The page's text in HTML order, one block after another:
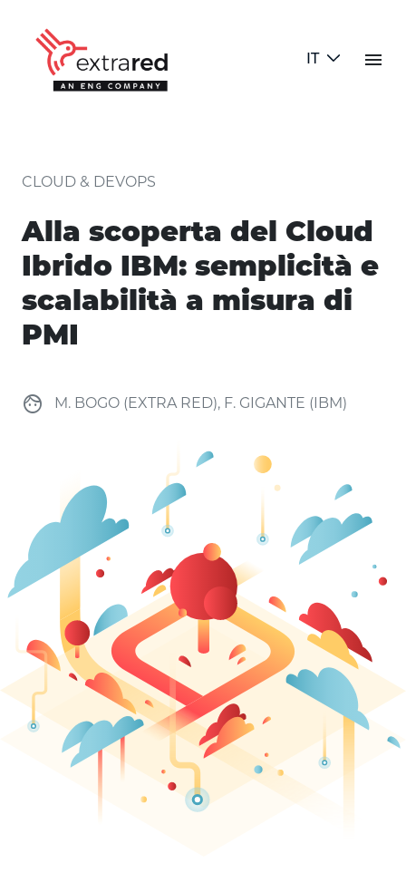
menu
CLOUD & DEVOPS
Alla scoperta del Cloud
Ibrido IBM: semplicità e
scalabilità a misura di
PMI
face M. BOGO (EXTRA RED), F. GIGANTE (IBM)